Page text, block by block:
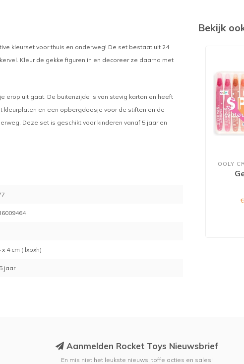
kleurset voor thuis en onderweg! De set bestaat uit 24
Kleur de gekke figuren in en decoreer ze daarna met
erop uit gaat. De buitenzijde is van stevig karton en heeft
en een opbergdoosje voor de stiften en de
Deze set is geschikt voor kinderen vanaf 5 jaar en
x 4 cm ( lxbxh)
jaar
Bekijk
OOLY
Aanmelden Rocket Toys Nieuwsbrief
En mis niet het leukste nieuws, toffe acties en sales!